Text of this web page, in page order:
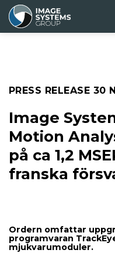
Image
Motion
på ca 1,2
franska
PRESS RELEASE 30
Ordern omfattar
programvaran
mjukvarumoduler.